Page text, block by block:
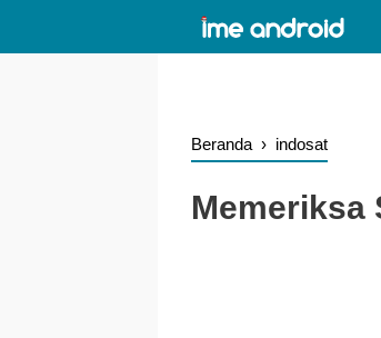
Beranda › indosat
Memeriksa